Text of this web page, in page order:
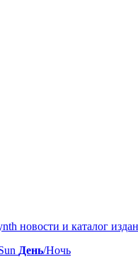
новости и каталог
День/Ночь